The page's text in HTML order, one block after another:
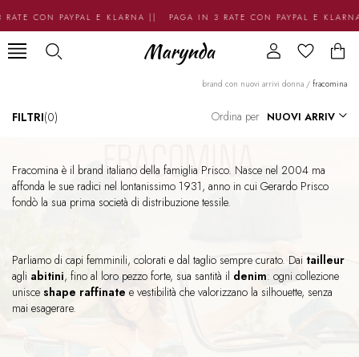
CON PAYPAL E KLARNA || PAGA IN 3 RATE CON PAYPAL E
brand con nuovi arrivi donna / fracomina
FILTRI(0) Ordina per
Fracomina è il brand italiano della famiglia Prisco. Nasce nel 2004 ma
affonda le sue radici nel lontanissimo 1931, anno in cui Gerardo Prisco
fondò la sua prima società di distribuzione tessile.
Parliamo di capi femminili, colorati e dal taglio sempre curato. Dai tailleur
agli abitini, fino al loro pezzo forte, sua santità il denim: ogni collezione
unisce shape raffinate e vestibilità che valorizzano la silhouette, senza
mai esagerare.